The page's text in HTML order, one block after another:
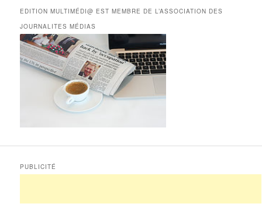
EDITION MULTIMÉDI@ EST MEMBRE DE L’ASSOCIATION DES
JOURNALITES MÉDIAS
PUBLICITÉ